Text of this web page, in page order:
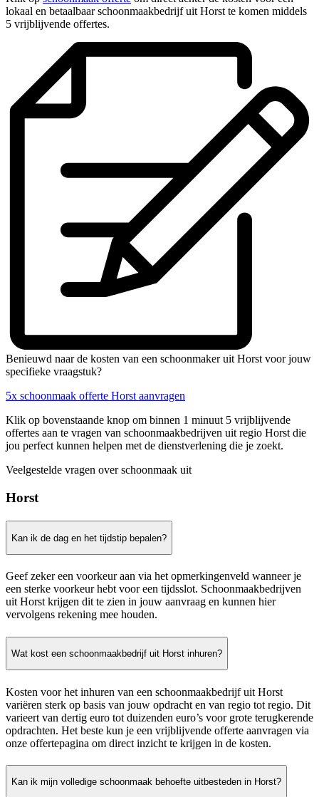
lokaal en betaalbaar schoonmaakbedrijf uit Horst te komen middels
5 vrijblijvende offertes.
Benieuwd naar de kosten van een schoonmaker uit Horst voor jouw
specifieke vraagstuk?
5x schoonmaak offerte Horst aanvragen
Klik op bovenstaande knop om binnen 1 minuut 5 vrijblijvende
offertes aan te vragen van schoonmaakbedrijven uit regio Horst die
jou perfect kunnen helpen met de dienstverlening die je zoekt.
Veelgestelde vragen over schoonmaak uit
Horst
Kan ik de dag en het tijdstip bepalen?
Geef zeker een voorkeur aan via het opmerkingenveld wanneer je
een sterke voorkeur hebt voor een tijdsslot. Schoonmaakbedrijven
uit Horst krijgen dit te zien in jouw aanvraag en kunnen hier
vervolgens rekening mee houden.
Wat kost een schoonmaakbedrijf uit Horst inhuren?
Kosten voor het inhuren van een schoonmaakbedrijf uit Horst
variëren sterk op basis van jouw opdracht en van regio tot regio. Dit
varieert van dertig euro tot duizenden euro’s voor grote terugkerende
opdrachten. Het beste kun je een vrijblijvende offerte aanvragen via
onze offertepagina om direct inzicht te krijgen in de kosten.
Kan ik mijn volledige schoonmaak behoefte uitbesteden in Horst?